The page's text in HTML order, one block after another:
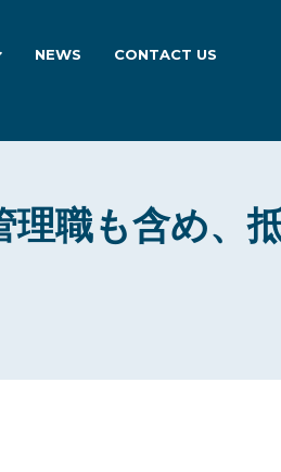
NEWS CONTACT US
職も含め、